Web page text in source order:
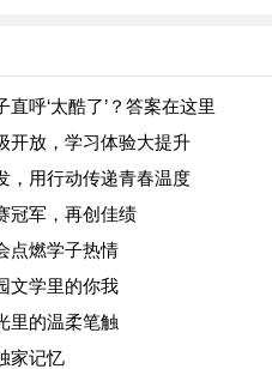
呼‘太酷了’？答案在这里
开放，学习体验大提升
，用行动传递青春温度
冠军，再创佳绩
点燃学子热情
文学里的你我
里的温柔笔触
家记忆